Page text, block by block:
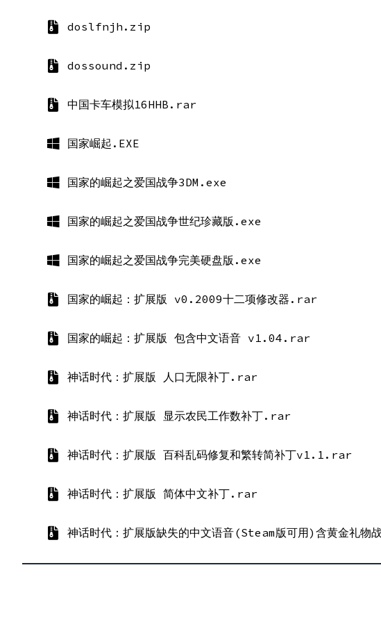
doslfnjh.zip
dossound.zip
中国卡车模拟16HHB.rar
国家崛起.EXE
国家的崛起之爱国战争3DM.exe
国家的崛起之爱国战争世纪珍藏版.exe
国家的崛起之爱国战争完美硬盘版.exe
国家的崛起：扩展版 v0.2009十二项修改器.rar
国家的崛起：扩展版 包含中文语音 v1.04.rar
神话时代：扩展版 人口无限补丁.rar
神话时代：扩展版 显示农民工作数补丁.rar
神话时代：扩展版 百科乱码修复和繁转简补丁v1.1.rar
神话时代：扩展版 简体中文补丁.rar